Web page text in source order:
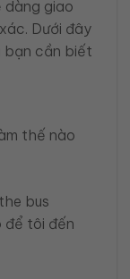
dàng giao
Dưới đây
bạn cần biết
thế nào
bus
để tôi đến